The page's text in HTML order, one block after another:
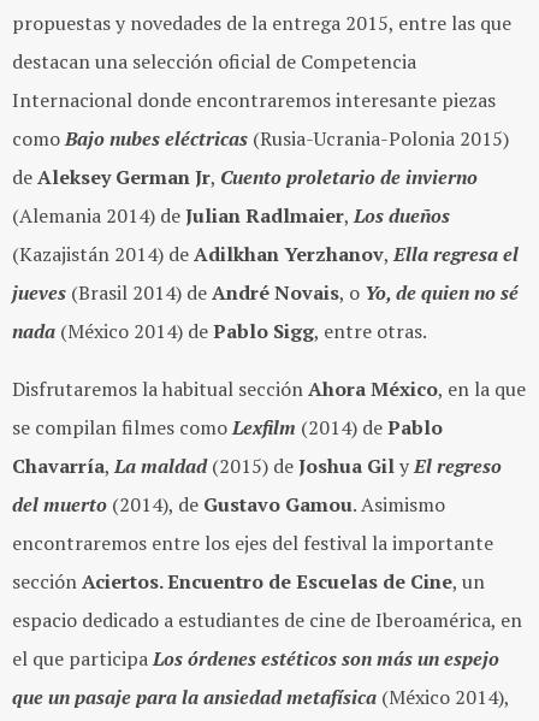
propuestas y novedades de la entrega 2015, entre las que
destacan una selección oficial de Competencia
Internacional donde encontraremos interesante piezas
comoBajo nubes eléctricas (Rusia-Ucrania-Polonia 2015)
deAleksey German Jr, Cuento proletario de invierno
(Alemania 2014) deJulian Radlmaier,Los dueños
(Kazajistán 2014) deAdilkhan Yerzhanov,Ella regresa el
jueves (Brasil 2014) deAndré Novais, o Yo, de quien no sé
nada (México 2014) dePablo Sigg, entre otras.
Disfrutaremos la habitual secciónAhora México, en la que
se compilan filmes comoLexfilm (2014) dePablo
Chavarría,La maldad (2015) deJoshua GilyEl regreso
del muerto (2014), de Gustavo Gamou. Asimismo
encontraremos entre los ejes del festival la importante
secciónAciertos. Encuentro de Escuelas de Cine, un
espacio dedicado a estudiantes de cine de Iberoamérica, en
el que participaLos órdenes estéticos son más un espejo
que un pasaje para la ansiedad metafísica (México 2014),